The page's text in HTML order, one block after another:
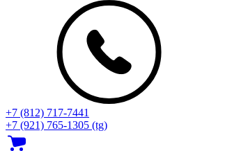
+7 (812) 717‑7441
+7 (921) 765-1305 (tg)